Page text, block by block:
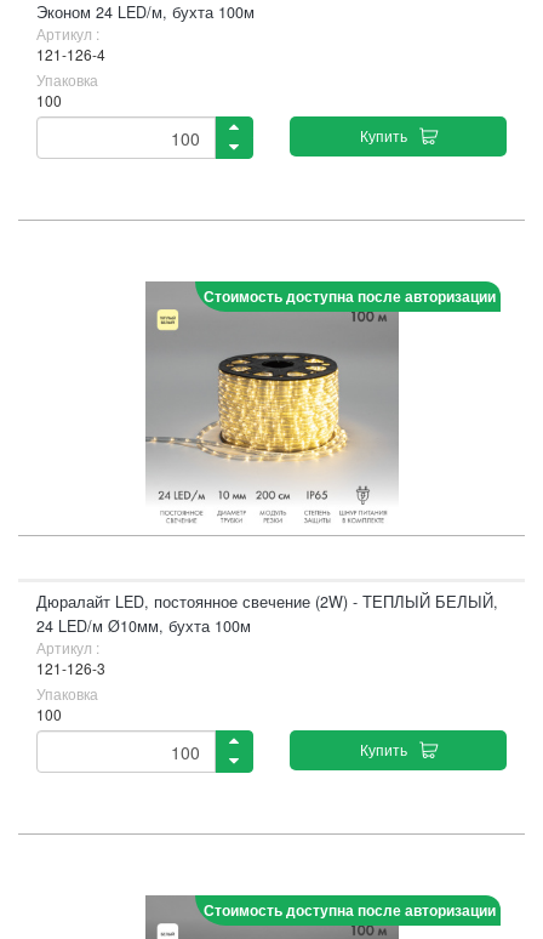
Эконом 24 LED/м, бухта 100м
Артикул :
121-126-4
Упаковка
100
Купить
Стоимость доступна после авторизации
Дюралайт LED, постоянное свечение (2W) - ТЕПЛЫЙ БЕЛЫЙ,
24 LED/м Ø10мм, бухта 100м
Артикул :
121-126-3
Упаковка
100
Купить
Стоимость доступна после авторизации